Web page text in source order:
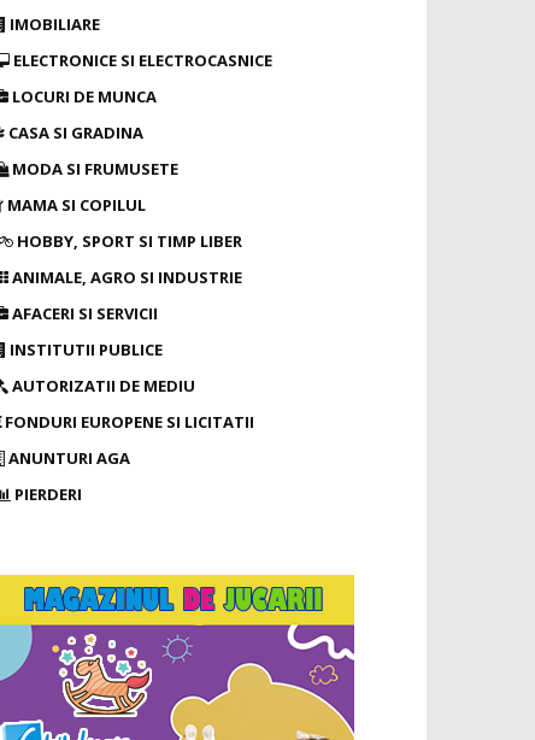
IMOBILIARE
ELECTRONICE SI ELECTROCASNICE
LOCURI DE MUNCA
CASA SI GRADINA
MODA SI FRUMUSETE
MAMA SI COPILUL
HOBBY, SPORT SI TIMP LIBER
ANIMALE, AGRO SI INDUSTRIE
AFACERI SI SERVICII
INSTITUTII PUBLICE
AUTORIZATII DE MEDIU
FONDURI EUROPENE SI LICITATII
ANUNTURI AGA
PIERDERI